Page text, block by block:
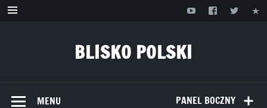
Przejdź
BLISKO POLSKI
PANEL BOCZNY
MENU